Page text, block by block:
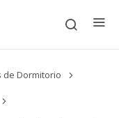
de Dormitorio